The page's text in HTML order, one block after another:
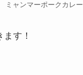
ミャンマーポークカレー
す！